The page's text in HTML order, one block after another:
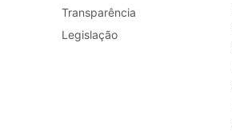
Transparência
Legislação